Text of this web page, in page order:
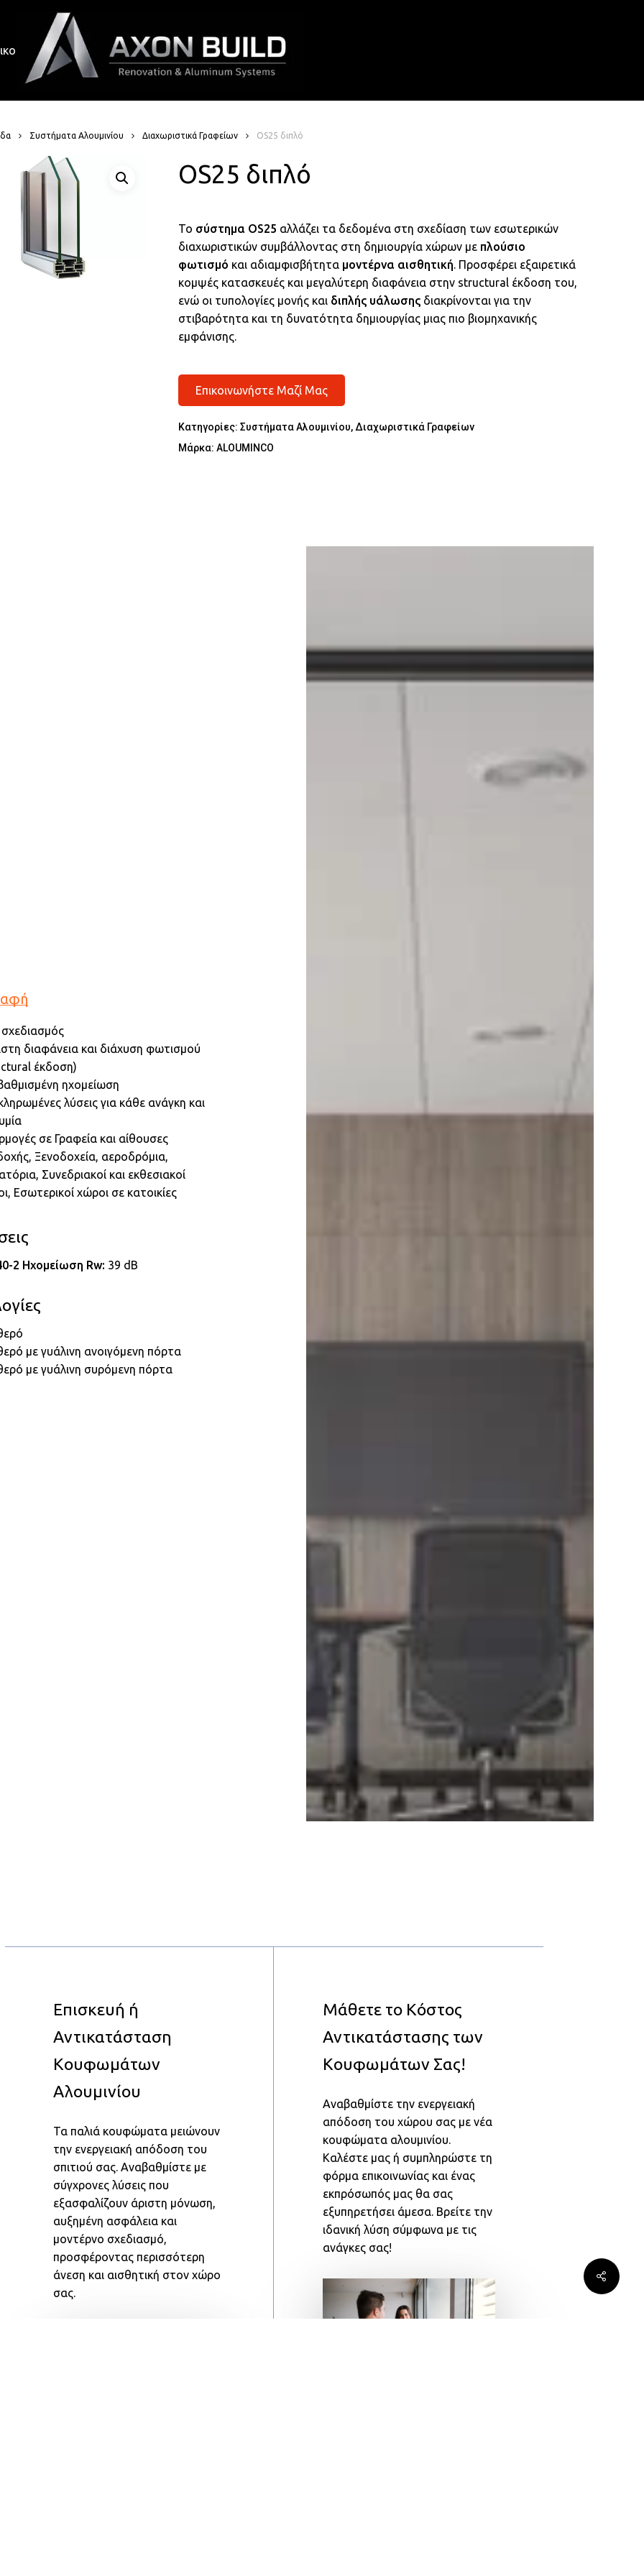
Συστήματα Αλουμινίου Διαχωριστικά Γραφείων OS25 διπλό
OS25 διπλό
Το σύστημα OS25 αλλάζει τα δεδομένα στη σχεδίαση των εσωτερικών
διαχωριστικών συμβάλλοντας στη δημιουργία χώρων με πλούσιο
φωτισμό και αδιαμφισβήτητα μοντέρνα αισθητική. Προσφέρει εξαιρετικά
κομψές κατασκευές και μεγαλύτερη διαφάνεια στην structural έκδοση του,
ενώ οι τυπολογίες μονής και διπλής υάλωσης διακρίνονται για την
στιβαρότητα και τη δυνατότητα δημιουργίας μιας πιο βιομηχανικής
εμφάνισης.
Επικοινωνήστε Μαζί Μας
Κατηγορίες:Συστήματα Αλουμινίου, Διαχωριστικά Γραφείων
Μάρκα:ALOUMINCO
διαφάνεια και διάχυση φωτισμού
έκδοση)
ηχομείωση
λύσεις για κάθε ανάγκη και
σε Γραφεία και αίθουσες
Ξενοδοχεία, αεροδρόμια,
Συνεδριακοί και εκθεσιακοί
Εσωτερικοί χώροι σε κατοικίες
2 Ηχομείωση Rw: 39 dB
με γυάλινη ανοιγόμενη πόρτα
με γυάλινη συρόμενη πόρτα
Επισκευή ή
Αντικατάσταση
Κουφωμάτων
Αλουμινίου
Τα παλιά κουφώματα μειώνουν
την ενεργειακή απόδοση του
σπιτιού σας. Αναβαθμίστε με
σύγχρονες λύσεις που
εξασφαλίζουν άριστη μόνωση,
αυξημένη ασφάλεια και
μοντέρνο σχεδιασμό,
προσφέροντας περισσότερη
άνεση και αισθητική στον χώρο
σας.
Μάθετε το Κόστος
Αντικατάστασης των
Κουφωμάτων Σας!
Αναβαθμίστε την ενεργειακή
απόδοση του χώρου σας με νέα
κουφώματα αλουμινίου.
Καλέστε μας ή συμπληρώστε τη
φόρμα επικοινωνίας και ένας
εκπρόσωπός μας θα σας
εξυπηρετήσει άμεσα. Βρείτε την
ιδανική λύση σύμφωνα με τις
ανάγκες σας!